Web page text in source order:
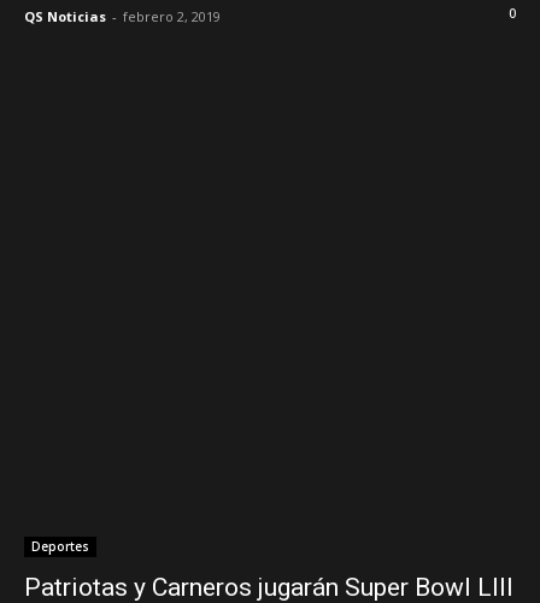
QS Noticias - febrero 2, 2019 0
Deportes
Patriotas y Carneros jugarán Super Bowl LIII